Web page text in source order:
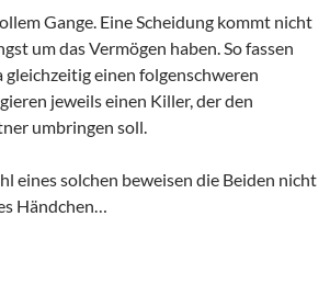
Gange. Eine Scheidung kommt nicht
um das Vermögen haben. So fassen
gleichzeitig einen folgenschweren
jeweils einen Killer, der den
umbringen soll.
eines solchen beweisen die Beiden nicht
Händchen…